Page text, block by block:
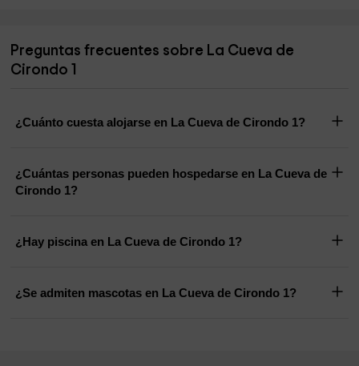
Preguntas frecuentes sobre La Cueva de
Cirondo 1
¿Cuánto cuesta alojarse en La Cueva de Cirondo 1?
¿Cuántas personas pueden hospedarse en La Cueva de
Cirondo 1?
¿Hay piscina en La Cueva de Cirondo 1?
¿Se admiten mascotas en La Cueva de Cirondo 1?